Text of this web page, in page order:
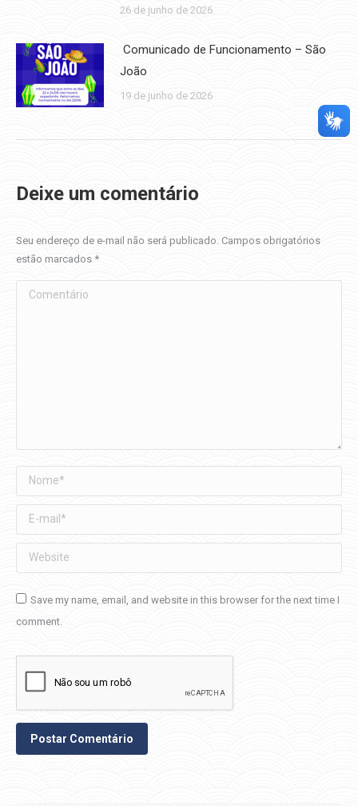
26 de junho de 2026
Comunicado de Funcionamento – São
João
19 de junho de 2026
Deixe um comentário
Seu endereço de e-mail não será publicado. Campos obrigatórios
estão marcados *
Comentário
Nome *
E-mail *
Website
Save my name, email, and website in this browser for the next time I
comment.
Postar Comentário